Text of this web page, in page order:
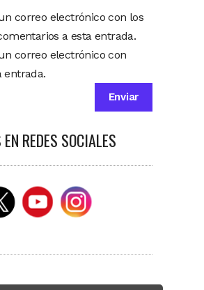
correo electrónico con los
a esta entrada.
correo electrónico con
entrada.
REDES SOCIALES